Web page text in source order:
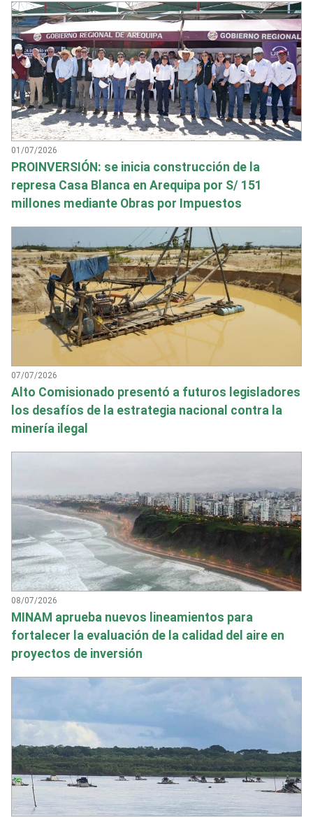
01/07/2026
PROINVERSIÓN: se inicia construcción de la
represa Casa Blanca en Arequipa por S/ 151
millones mediante Obras por Impuestos
07/07/2026
Alto Comisionado presentó a futuros legisladores
los desafíos de la estrategia nacional contra la
minería ilegal
08/07/2026
MINAM aprueba nuevos lineamientos para
fortalecer la evaluación de la calidad del aire en
proyectos de inversión